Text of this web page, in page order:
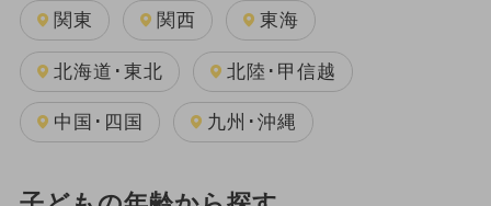
関東 関西 東海
北海道･東北 北陸･甲信越
中国･四国 九州･沖縄